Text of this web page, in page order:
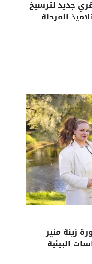
جديد لترسيخ
المرحلة
زينة منير
البيئية